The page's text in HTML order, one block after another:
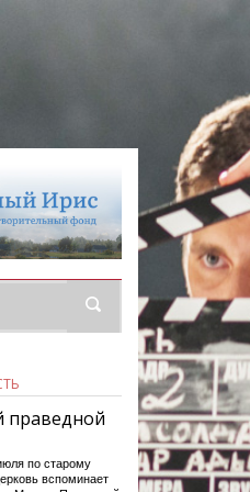
праведной
по старому
вспоминает